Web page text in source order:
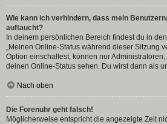
Wie kann ich verhindern, dass mein
auftaucht?
In deinem persönlichen Bereich findest du in
„Meinen Online-Status während dieser Sitzung
Option einschaltest, können nur
deinen Online-Status sehen. Du wirst dann als
Nach oben
Die Forenuhr geht falsch!
Möglicherweise entspricht die angezeigte Zeit